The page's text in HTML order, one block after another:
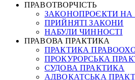
ПРАВОТВОРЧІСТЬ
ЗАКОНОПРОЄКТИ НА
ПРИЙНЯТІ ЗАКОНИ
НАБУЛИ ЧИННОСТІ
ПРАВОВА ПРАКТИКА
ПРАКТИКА
ПРОКУРОРСЬКА
СУДОВА ПРАКТИКА
АДВОКАТСЬКА